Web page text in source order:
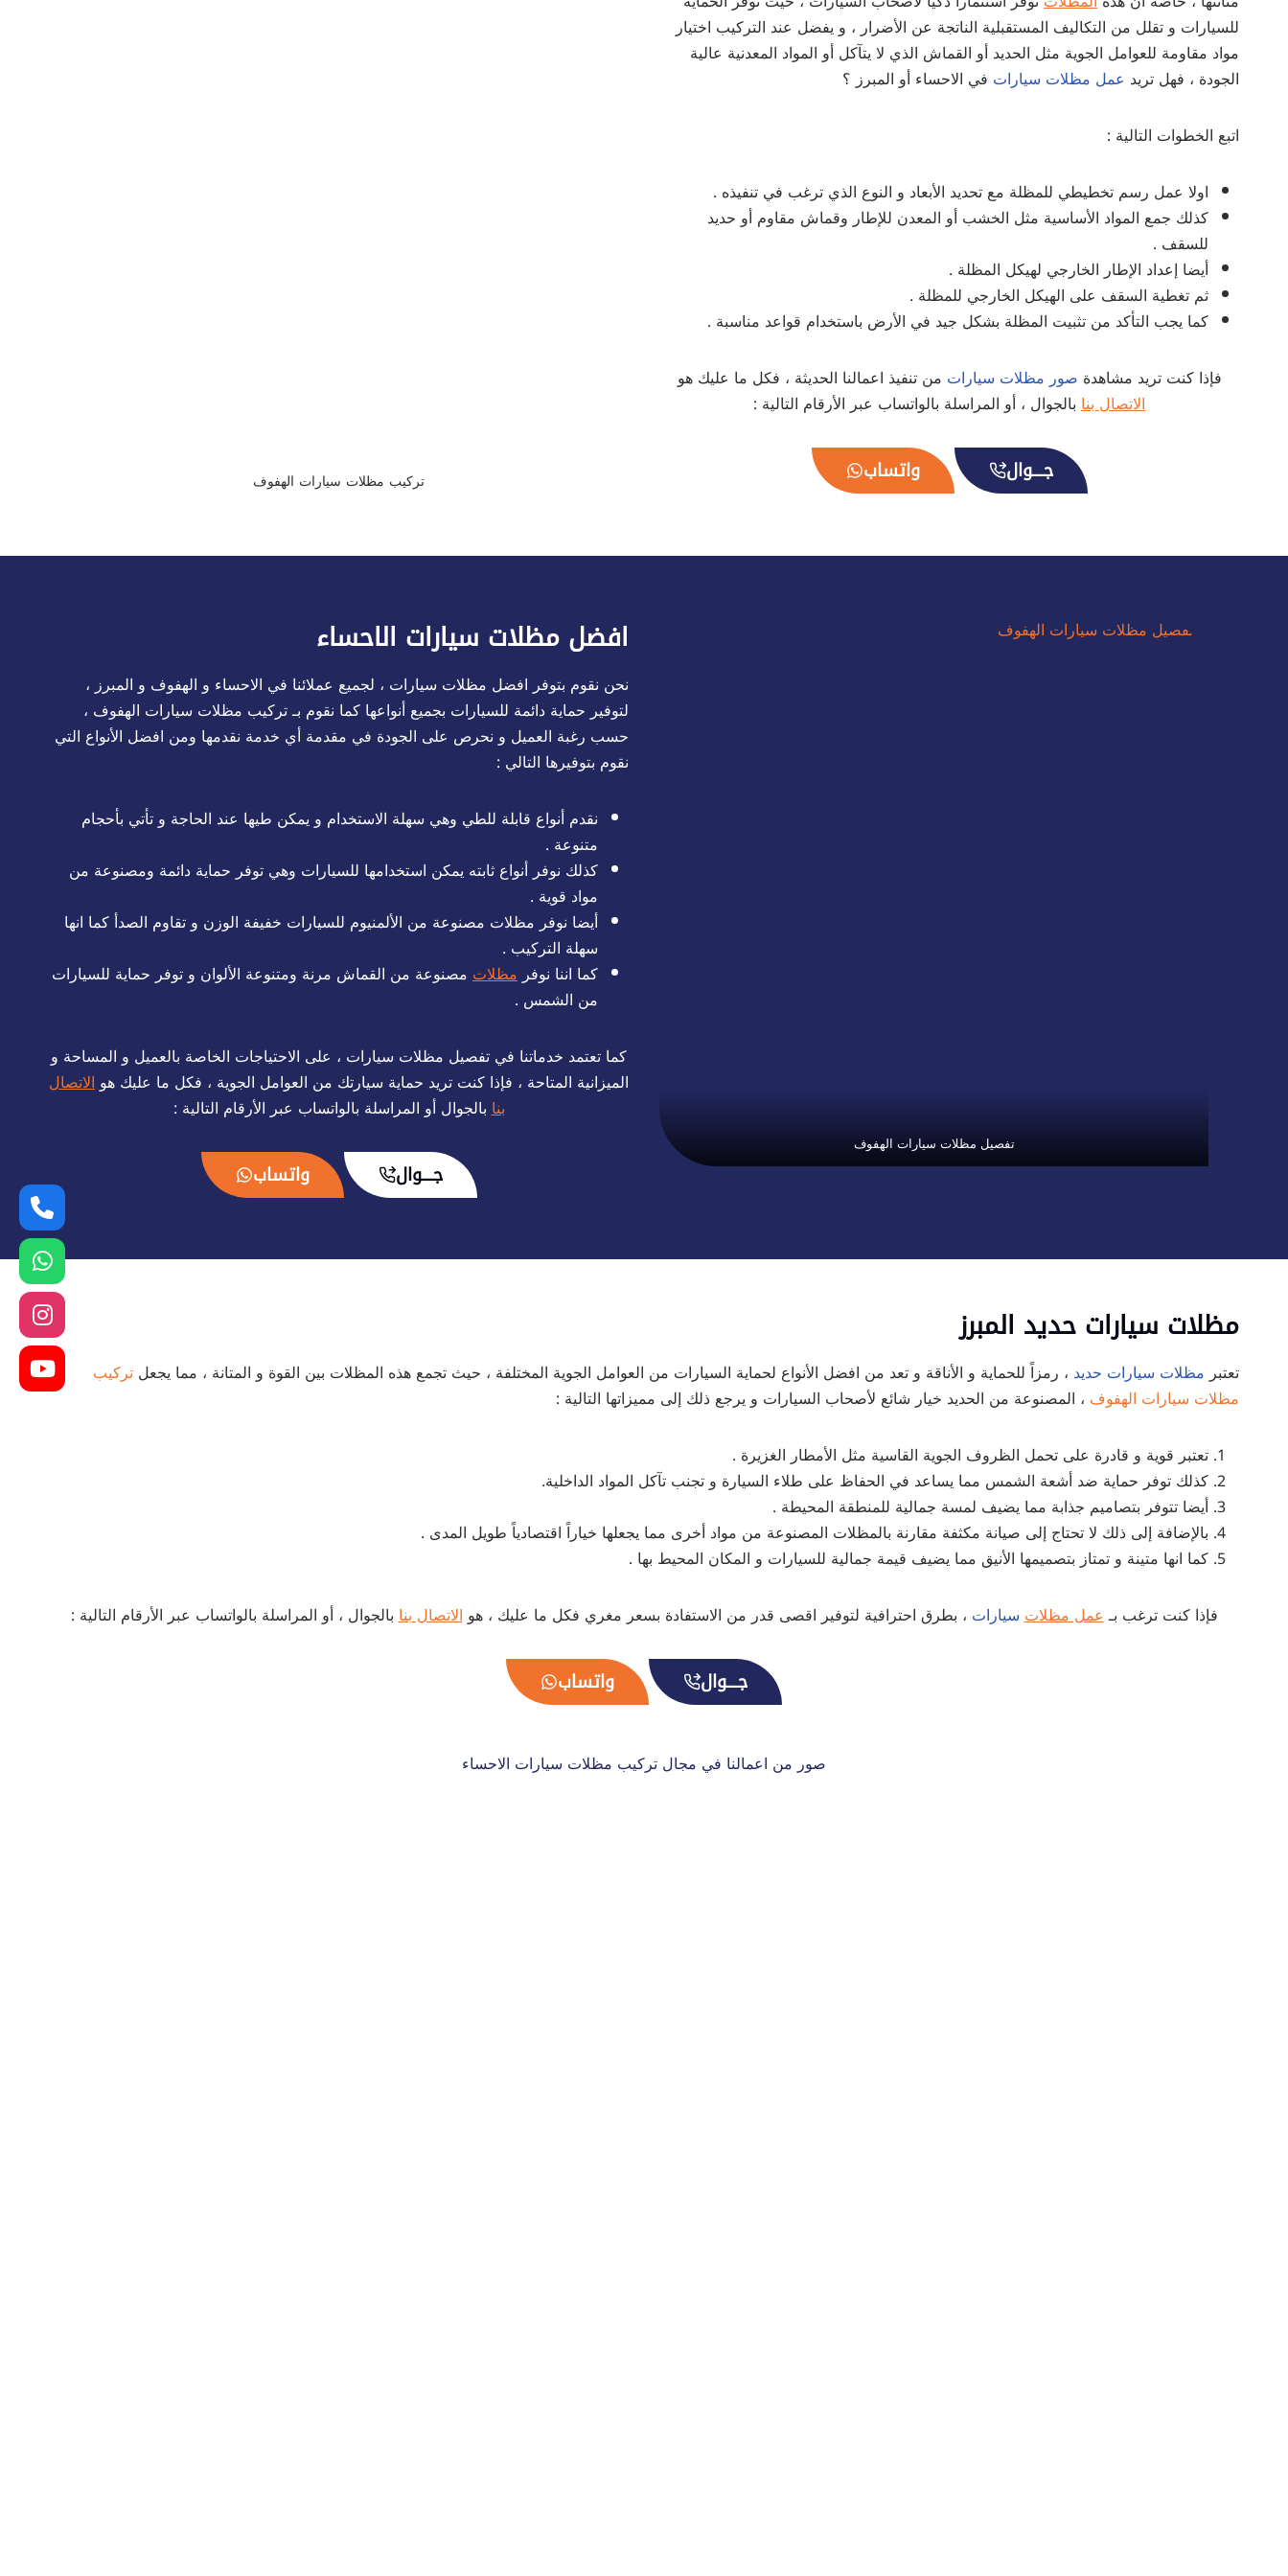
للسيارات و تقلل من التكاليف المستقبلية الناتجة عن الأضرار ، و يفضل عند التركيب اختيار
مواد مقاومة للعوامل الجوية مثل الحديد أو القماش الذي لا يتآكل أو المواد المعدنية عالية
الجودة ، فهل تريد عمل مظلات سيارات في الاحساء أو المبرز ؟
اتبع الخطوات التالية :
اولا عمل رسم تخطيطي للمظلة مع تحديد الأبعاد و النوع الذي ترغب في تنفيذه .
كذلك جمع المواد الأساسية مثل الخشب أو المعدن للإطار وقماش مقاوم أو حديد
للسقف .
أيضا إعداد الإطار الخارجي لهيكل المظلة .
ثم تغطية السقف على الهيكل الخارجي للمظلة .
كما يجب التأكد من تثبيت المظلة بشكل جيد في الأرض باستخدام قواعد مناسبة .
فإذا كنت تريد مشاهدة صور مظلات سيارات من تنفيذ اعمالنا الحديثة ، فكل ما عليك هو
الاتصال بنابالجوال ، أو المراسلة بالواتساب عبر الأرقام التالية :
جــــوال واتساب تركيب مظلات سيارات الهفوف
تفصيل مظلات سيارات الهفوف
افضل مظلات سيارات الاحساء
نحن نقوم بتوفر افضل مظلات سيارات ، لجميع عملائنا في الاحساء و الهفوف و المبرز ،
لتوفير حماية دائمة للسيارات بجميع أنواعها كما نقوم بـ تركيب مظلات سيارات الهفوف ،
حسب رغبة العميل و نحرص على الجودة في مقدمة أي خدمة نقدمها ومن افضل الأنواع التي
نقوم بتوفيرها التالي :
نقدم أنواع قابلة للطي وهي سهلة الاستخدام و يمكن طيها عند الحاجة و تأتي بأحجام
متنوعة .
كذلك نوفر أنواع ثابته يمكن استخدامها للسيارات وهي توفر حماية دائمة ومصنوعة من
مواد قوية .
أيضا نوفر مظلات مصنوعة من الألمنيوم للسيارات خفيفة الوزن و تقاوم الصدأ كما انها
سهلة التركيب .
كما اننا نوفرمظلاتمصنوعة من القماش مرنة ومتنوعة الألوان و توفر حماية للسيارات
من الشمس .
كما تعتمد خدماتنا في تفصيل مظلات سيارات ، على الاحتياجات الخاصة بالعميل و المساحة و
الميزانية المتاحة ، فإذا كنت تريد حماية سيارتك من العوامل الجوية ، فكل ما عليك هوالاتصال
بنابالجوال أو المراسلة بالواتساب عبر الأرقام التالية :
جــــوال واتساب
مظلات سيارات حديد المبرز
تعتبرمظلات سيارات حديد ، رمزاً للحماية و الأناقة و تعد من افضل الأنواع لحماية السيارات من العوامل الجوية المختلفة ، حيث تجمع هذه المظلات بين القوة و المتانة ، مما يجعلتركيب
مظلات سيارات الهفوف ، المصنوعة من الحديد خيار شائع لأصحاب السيارات و يرجع ذلك إلى مميزاتها التالية :
تعتبر قوية و قادرة على تحمل الظروف الجوية القاسية مثل الأمطار الغزيرة .
كذلك توفر حماية ضد أشعة الشمس مما يساعد في الحفاظ على طلاء السيارة و تجنب تآكل المواد الداخلية.
أيضا تتوفر بتصاميم جذابة مما يضيف لمسة جمالية للمنطقة المحيطة .
بالإضافة إلى ذلك لا تحتاج إلى صيانة مكثفة مقارنة بالمظلات المصنوعة من مواد أخرى مما يجعلها خياراً اقتصادياً طويل المدى .
كما انها متينة و تمتاز بتصميمها الأنيق مما يضيف قيمة جمالية للسيارات و المكان المحيط بها .
فإذا كنت ترغب بـعمل مظلاتسيارات ، بطرق احترافية لتوفير اقصى قدر من الاستفادة بسعر مغري فكل ما عليك ، هوالاتصال بنابالجوال ، أو المراسلة بالواتساب عبر الأرقام التالية :
جــــوال واتساب
صور من اعمالنا في مجال تركيب مظلات سيارات الاحساء